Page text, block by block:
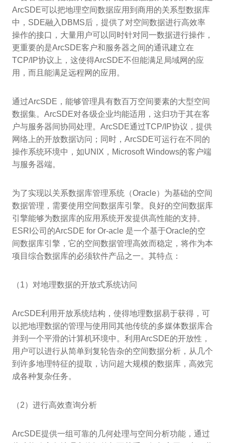
ArcSDE可以把地理空间数据应用到商用的关系型数据库
中，SDE融入DBMS后，提供了对空间数据进行高效率
操作的接口，大量用户可以同时针对同一数据进行操作，
更重要的是ArcSDE客户和服务器之间的通讯建立在
TCP/IP协议上，这使得ArcSDE不但能满足局域网的应
用，而且能满足远程网的应用。
通过ArcSDE，能够管理具有数百万空间要素的大型空间
数据集。ArcSDE对各级企业均能适用，这归功于其在客
户与服务器间协同处理。ArcSDE通过TCP/IP协议，提供
网络上的开放数据访问；同时，ArcSDE可运行在不同的
操作系统环境中，如UNIX，Microsoft Windows的客户端
与服务器端。
为了实现以关系数据库管理系统（Oracle）为基础的空间
数据管理，需要使用空间数据库引擎。良好的空间数据库
引擎能够为数据库的应用系统开发提供高性能的支持。
ESRI公司的ArcSDE for Or-acle 是一个基于Oracle的空
间数据库引擎，它的空间数据管理高效而稳定，将作为本
项目综合数据库的必须软件产品之一。其特点：
（1）对地理数据的开放式系统访问
ArcSDE利用开放系统结构，使得地理数据易于获得，可
以把地理数据的管理与使用同其他传统的多媒体数据库合
并到一个平滑的计算机环境中。利用ArcSDE的开放性，
用户可以进行从简单到复轮告杂的空间数据分析，从几个
到许多地理特征的提取，访问超大规模的数据库，高效完
成各种复杂任务。
（2）进行高效查询分析
ArcSDE提供一组可靠的几何处理与空间分析功能，通过